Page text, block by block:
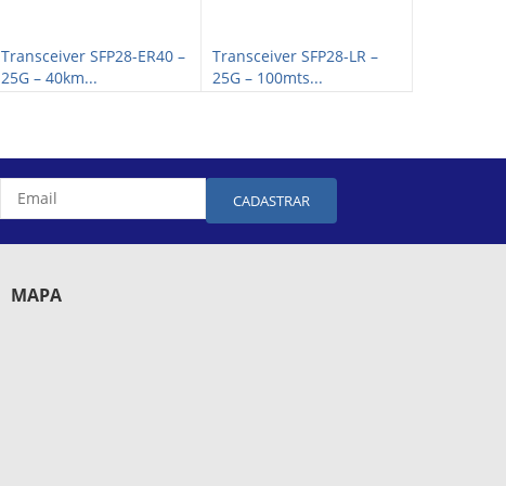
Transceiver SFP28-ER40 –
25G – 40km...
Transceiver SFP28-LR –
25G – 100mts...
CADASTRAR
MAPA